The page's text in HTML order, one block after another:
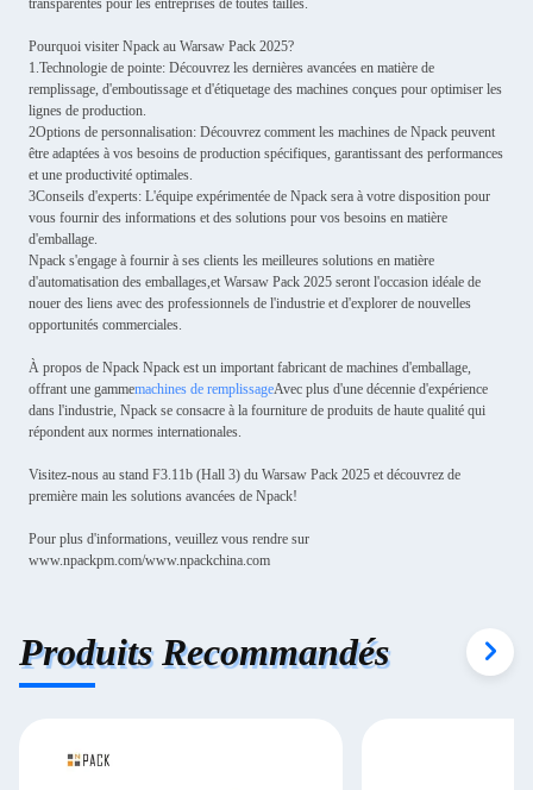
transparentes pour les entreprises de toutes tailles.
Pourquoi visiter Npack au Warsaw Pack 2025?
1.Technologie de pointe: Découvrez les dernières avancées en matière de
remplissage, d'emboutissage et d'étiquetage des machines conçues pour optimiser les
lignes de production.
2Options de personnalisation: Découvrez comment les machines de Npack peuvent
être adaptées à vos besoins de production spécifiques, garantissant des performances
et une productivité optimales.
3Conseils d'experts: L'équipe expérimentée de Npack sera à votre disposition pour
vous fournir des informations et des solutions pour vos besoins en matière
d'emballage.
Npack s'engage à fournir à ses clients les meilleures solutions en matière
d'automatisation des emballages,et Warsaw Pack 2025 seront l'occasion idéale de
nouer des liens avec des professionnels de l'industrie et d'explorer de nouvelles
opportunités commerciales.
À propos de Npack Npack est un important fabricant de machines d'emballage,
offrant une gammemachines de remplissageAvec plus d'une décennie d'expérience
dans l'industrie, Npack se consacre à la fourniture de produits de haute qualité qui
répondent aux normes internationales.
Visitez-nous au stand F3.11b (Hall 3) du Warsaw Pack 2025 et découvrez de
première main les solutions avancées de Npack!
Pour plus d'informations, veuillez vous rendre sur
www.npackpm.com/www.npackchina.com
Produits Recommandés